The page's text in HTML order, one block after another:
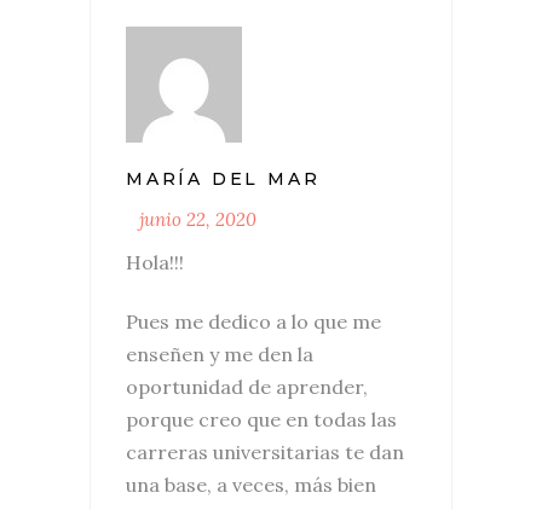
MARÍA DEL MAR
junio 22, 2020
Hola!!!
Pues me dedico a lo que me
enseñen y me den la
oportunidad de aprender,
porque creo que en todas las
carreras universitarias te dan
una base, a veces, más bien